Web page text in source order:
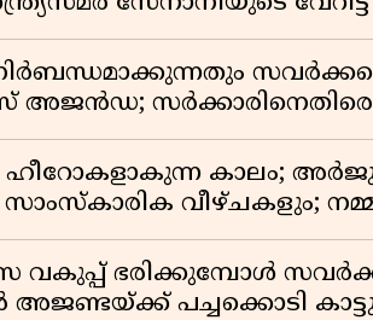
നിർബന്ധമാക്കുന്നതും
സർക്കാരിനെതിരെ
ഹീറോകളാകുന്ന കാലം;
സാംസ്കാരിക വീഴ്ചകളും;
വകുപ്പ് ഭരിക്കുമ്പോൾ
പച്ചക്കൊടി